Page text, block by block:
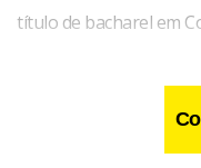
título de bacharel em
Pelo acordo, três
Conselho de diretores